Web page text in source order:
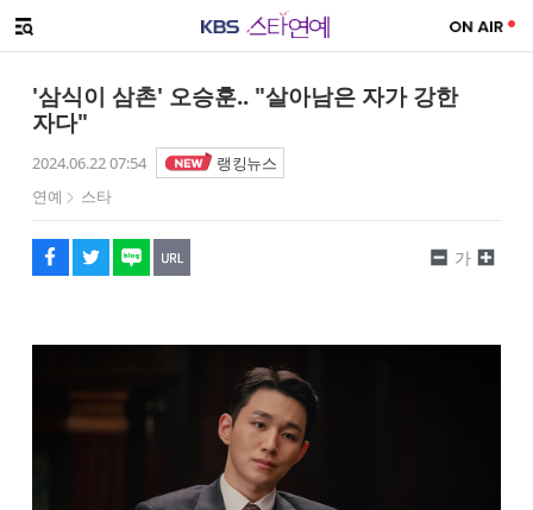
메뉴 열기
'삼식이 삼촌' 오승훈.. "살아남은 자가 강한
자다"
2024.06.22 07:54
랭킹뉴스
연예
스타
페이스북
트위터
네이버
URL복사
글씨 작게보기
가
글씨 크게보기
해시태그